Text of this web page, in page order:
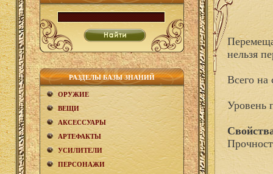
РАЗДЕЛЫ БАЗЫ ЗНАНИЙ
ОРУЖИЕ
ВЕЩИ
АКCЕСCУАРЫ
АРТЕФАКТЫ
УСИЛИТЕЛИ
ПЕРСОНАЖИ
нельзя
Всего на
Уровень